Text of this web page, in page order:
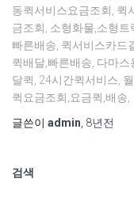
동퀵서비스요금조회, 퀵
금조회, 소형화물,소형
빠른배송, 퀵서비스카드
퀵배달,빠른배송, 다마
달퀵, 24시간퀵서비스,
퀵요금조회,요금퀵,배송,
글쓴이 admin 8년전
검색